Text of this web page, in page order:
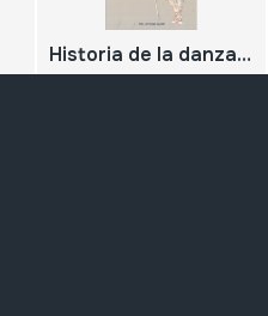
Historia de la danza tradicional, maestros de danza y sus legados del Antiguo Regimen a la abolición de los Fueros